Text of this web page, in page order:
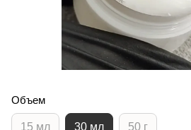
Объем
15 мл 30 мл 50 г